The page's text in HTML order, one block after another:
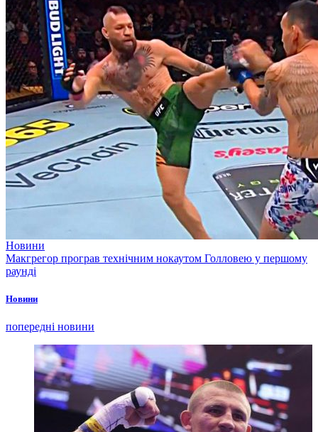
Новини
Макгрегор програв технічним нокаутом Голловею у першому
раунді
Новини
попередні новини